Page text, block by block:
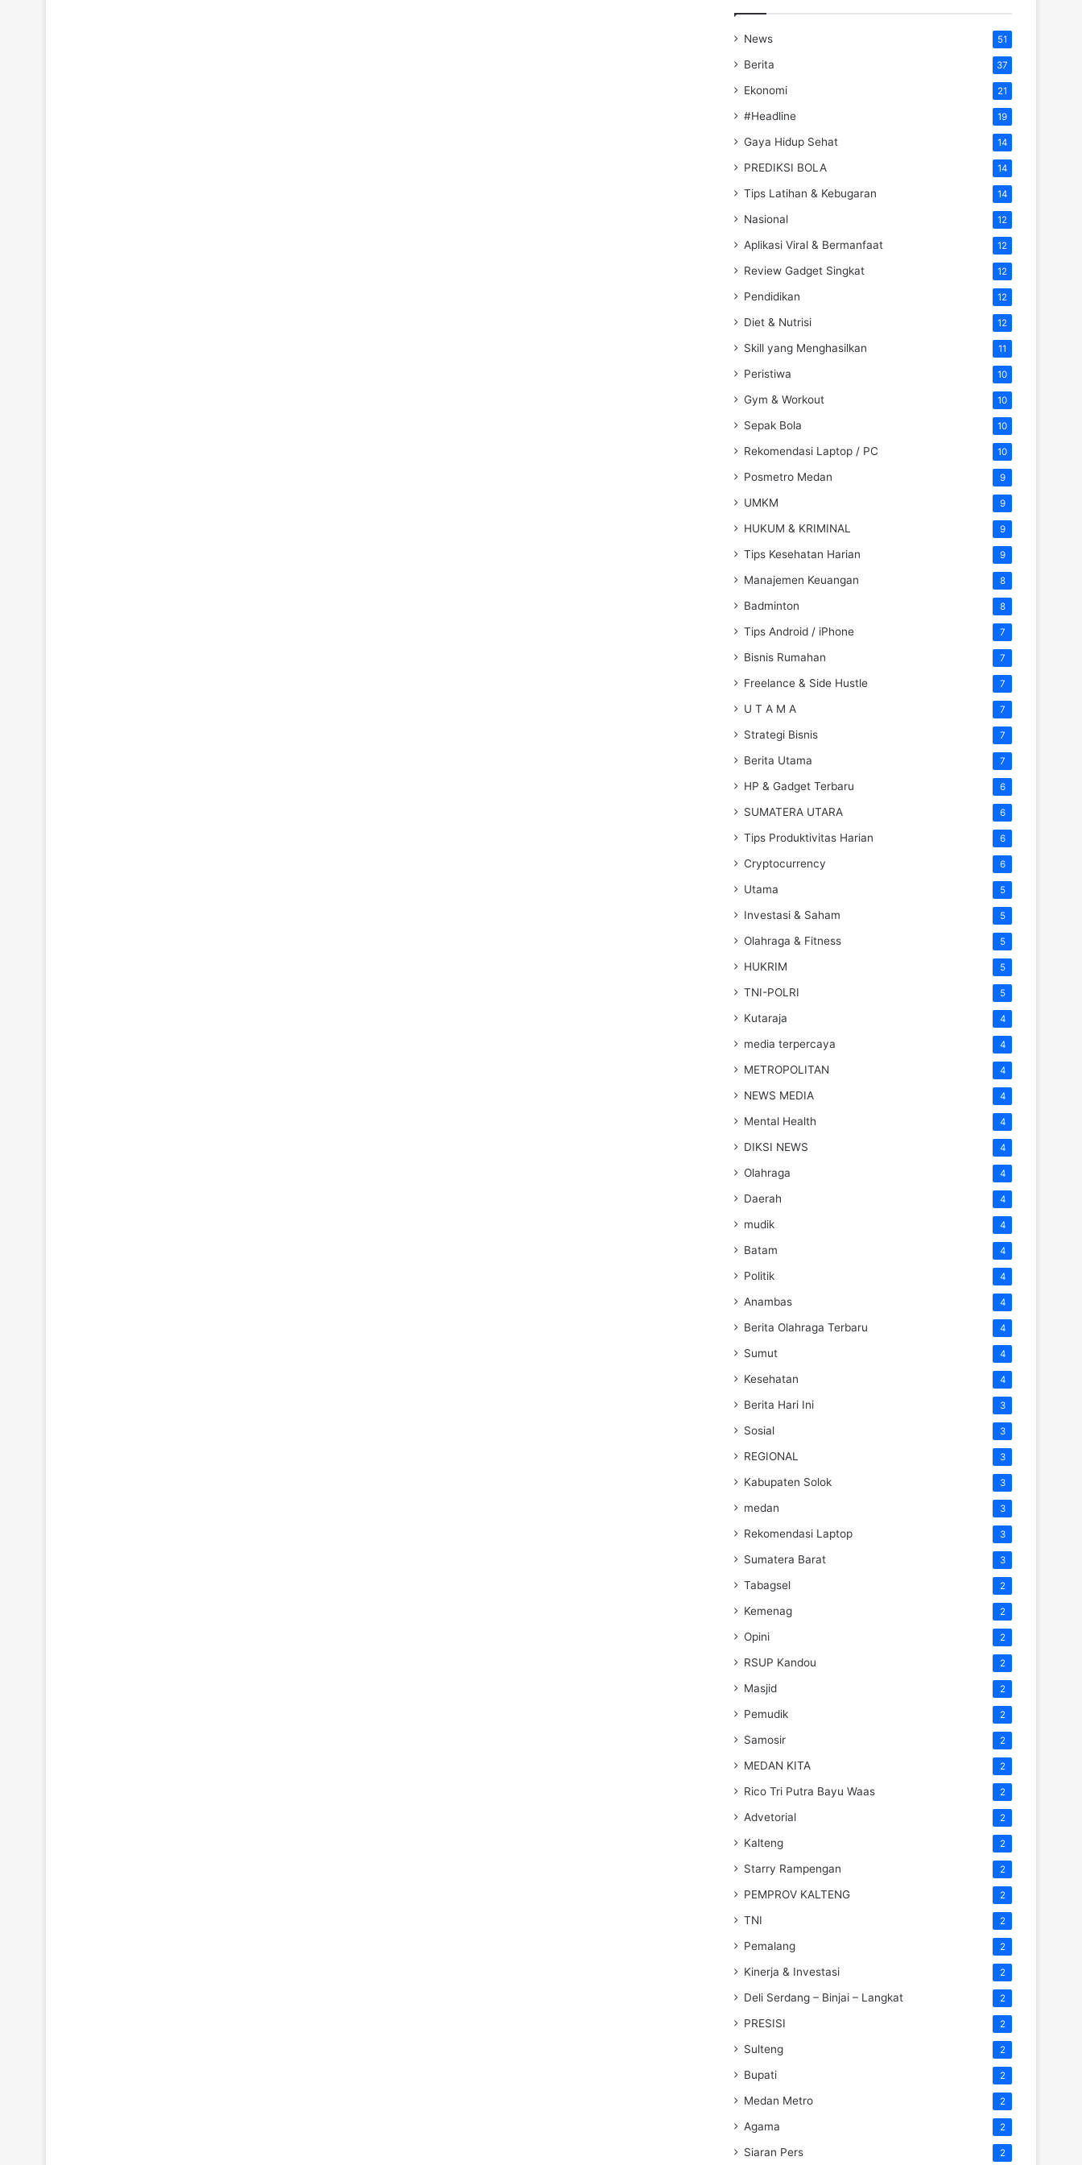
News 51
Berita 37
Ekonomi 21
#Headline 19
Gaya Hidup Sehat 14
PREDIKSI BOLA 14
Tips Latihan & Kebugaran 14
Nasional 12
Aplikasi Viral & Bermanfaat 12
Review Gadget Singkat 12
Pendidikan 12
Diet & Nutrisi 12
Skill yang Menghasilkan 11
Peristiwa 10
Gym & Workout 10
Sepak Bola 10
Rekomendasi Laptop / PC 10
Posmetro Medan 9
UMKM 9
HUKUM & KRIMINAL 9
Tips Kesehatan Harian 9
Manajemen Keuangan 8
Badminton 8
Tips Android / iPhone 7
Bisnis Rumahan 7
Freelance & Side Hustle 7
U T A M A 7
Strategi Bisnis 7
Berita Utama 7
HP & Gadget Terbaru 6
SUMATERA UTARA 6
Tips Produktivitas Harian 6
Cryptocurrency 6
Utama 5
Investasi & Saham 5
Olahraga & Fitness 5
HUKRIM 5
TNI-POLRI 5
Kutaraja 4
media terpercaya 4
METROPOLITAN 4
NEWS MEDIA 4
Mental Health 4
DIKSI NEWS 4
Olahraga 4
Daerah 4
mudik 4
Batam 4
Politik 4
Anambas 4
Berita Olahraga Terbaru 4
Sumut 4
Kesehatan 4
Berita Hari Ini 3
Sosial 3
REGIONAL 3
Kabupaten Solok 3
medan 3
Rekomendasi Laptop 3
Sumatera Barat 3
Tabagsel 2
Kemenag 2
Opini 2
RSUP Kandou 2
Masjid 2
Pemudik 2
Samosir 2
MEDAN KITA 2
Rico Tri Putra Bayu Waas 2
Advetorial 2
Kalteng 2
Starry Rampengan 2
PEMPROV KALTENG 2
TNI 2
Pemalang 2
Kinerja & Investasi 2
Deli Serdang – Binjai – Langkat 2
PRESISI 2
Sulteng 2
Bupati 2
Medan Metro 2
Agama 2
Siaran Pers 2